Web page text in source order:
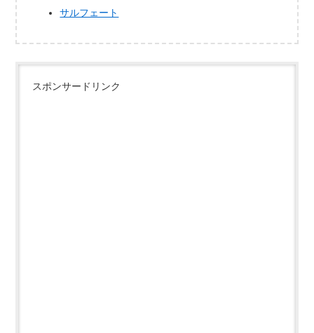
サルフェート
スポンサードリンク